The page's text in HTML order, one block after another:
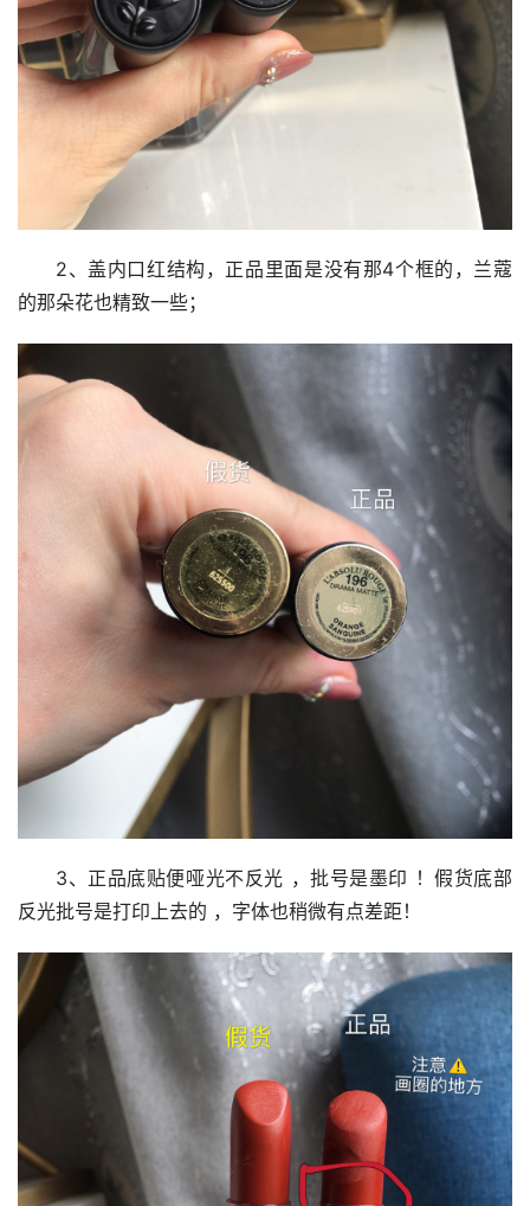
2、盖内口红结构，正品里面是没有那4个框的，兰蔻
的那朵花也精致一些；
3、正品底贴便哑光不反光 ，批号是墨印 ！假货底部
反光批号是打印上去的 ，字体也稍微有点差距！